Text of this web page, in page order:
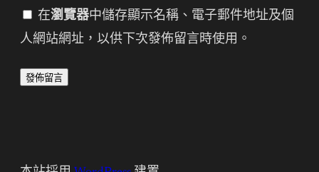
在瀏覽器中儲存顯示名稱、電子郵件地址及個
人網站網址，以供下次發佈留言時使用。